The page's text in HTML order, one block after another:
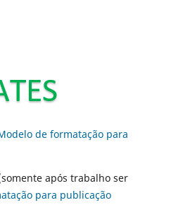
de formatação para
após trabalho ser
para publicação